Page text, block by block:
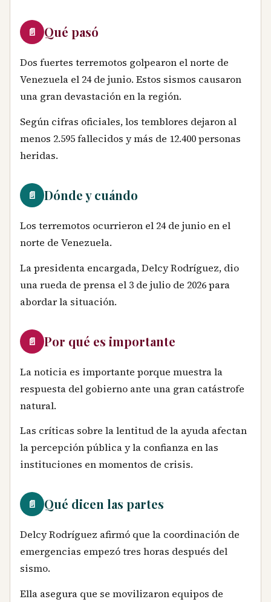
📄 Qué pasó
Dos fuertes terremotos golpearon el norte de
Venezuela el 24 de junio. Estos sismos causaron
una gran devastación en la región.
Según cifras oficiales, los temblores dejaron al
menos 2.595 fallecidos y más de 12.400 personas
heridas.
📄 Dónde y cuándo
Los terremotos ocurrieron el 24 de junio en el
norte de Venezuela.
La presidenta encargada, Delcy Rodríguez, dio
una rueda de prensa el 3 de julio de 2026 para
abordar la situación.
📄 Por qué es importante
La noticia es importante porque muestra la
respuesta del gobierno ante una gran catástrofe
natural.
Las críticas sobre la lentitud de la ayuda afectan
la percepción pública y la confianza en las
instituciones en momentos de crisis.
📄 Qué dicen las partes
Delcy Rodríguez afirmó que la coordinación de
emergencias empezó tres horas después del
sismo.
Ella asegura que se movilizaron equipos de